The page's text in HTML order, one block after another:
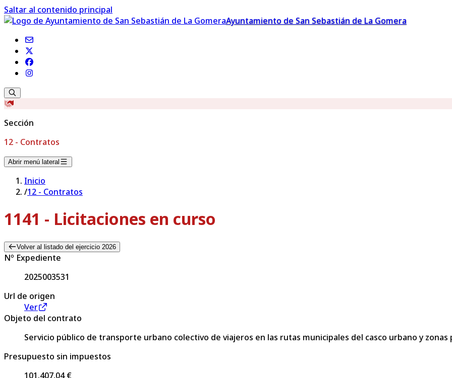
Saltar al contenido principal
Ayuntamiento de San Sebastián de La Gomera
Sección
12 - Contratos
Abrir menú lateral
Inicio
/12 - Contratos
1141 - Licitaciones en curso
Volver al listado del ejercicio 2026
Nº Expediente
2025003531
Url de origen
Ver
Objeto del contrato
Servicio público de transporte urbano colectivo de viajeros en las rutas municipales del casco urbano y
Presupuesto sin impuestos
101.407,04 €